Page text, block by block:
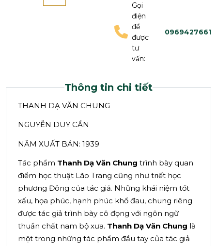
Gọi
điện
để
được
tư
vấn:
0969427661
Thông tin chi tiết
THANH DẠ VĂN CHUNG
NGUYỄN DUY CẦN
NĂM XUẤT BẢN: 1939
Tác phẩm Thanh Dạ Văn Chung trình bày quan
điểm học thuật Lão Trang cũng như triết học
phương Đông của tác giả. Những khái niệm tốt
xấu, họa phúc, hạnh phúc khổ đau, chung riêng
được tác giả trình bày cô đọng với ngôn ngữ
thuần chất nam bộ xưa. Thanh Dạ Văn Chung là
một trong những tác phẩm đầu tay của tác giả